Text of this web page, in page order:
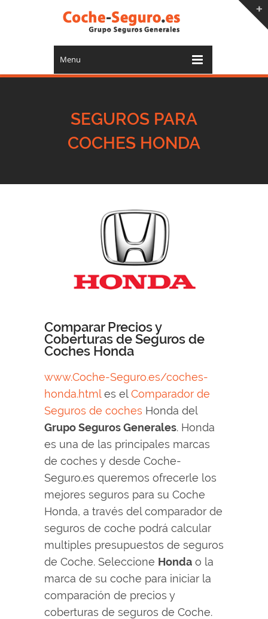
Menu
SEGUROS PARA
COCHES HONDA
Comparar Precios y
Coberturas de Seguros de
Coches Honda
www.Coche-Seguro.es/coches-
honda.htmles elComparador de
Seguros de coches Honda del
Grupo Seguros Generales. Honda
es una de las principales marcas
de coches y desde Coche-
Seguro.es queremos ofrecerle los
mejores seguros para su Coche
Honda, a través del comparador de
seguros de coche podrá calcular
multiples presupuestos de seguros
de Coche. Seleccione Honda o la
marca de su coche para iniciar la
comparación de precios y
coberturas de seguros de Coche.